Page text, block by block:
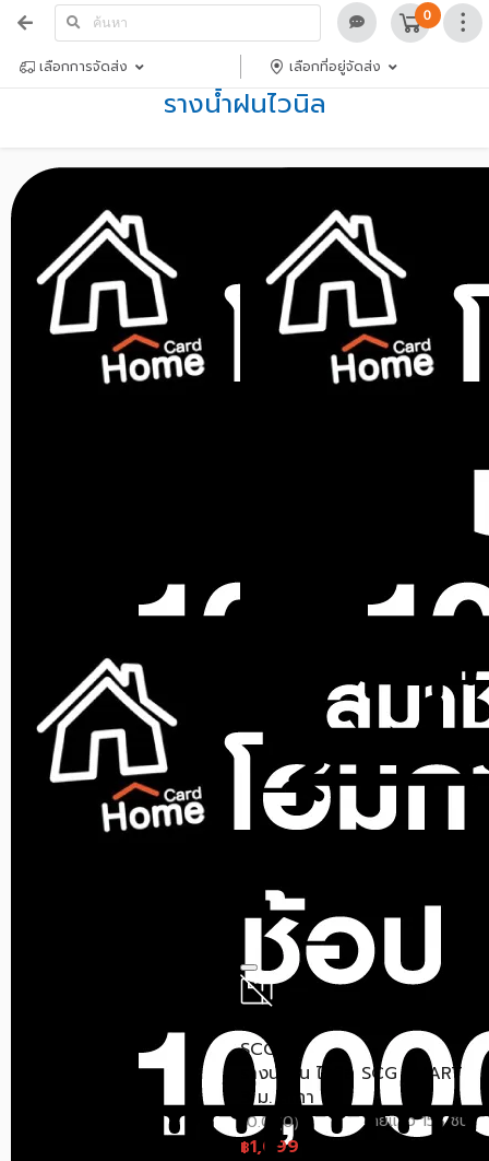
0
เลือกการจัดส่ง เลือกที่อยู่จัดส่ง
รางน้ำฝนไวนิล
678.03
สินค้าหมด
SCG
รางน้ำฝน ไวนิล SCG SMART
3 ม. สีเทา
0.0 (0) ขายแล้ว 158 ชิ้น
฿1,099